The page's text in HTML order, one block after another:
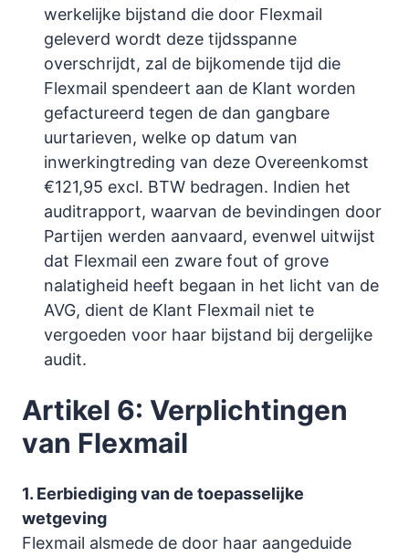
werkelijke bijstand die door Flexmail
geleverd wordt deze tijdsspanne
overschrijdt, zal de bijkomende tijd die
Flexmail spendeert aan de Klant worden
gefactureerd tegen de dan gangbare
uurtarieven, welke op datum van
inwerkingtreding van deze Overeenkomst
€121,95 excl. BTW bedragen. Indien het
auditrapport, waarvan de bevindingen door
Partijen werden aanvaard, evenwel uitwijst
dat Flexmail een zware fout of grove
nalatigheid heeft begaan in het licht van de
AVG, dient de Klant Flexmail niet te
vergoeden voor haar bijstand bij dergelijke
audit.
Artikel 6: Verplichtingen
van Flexmail
1. Eerbiediging van de toepasselijke
wetgeving
Flexmail alsmede de door haar aangeduide